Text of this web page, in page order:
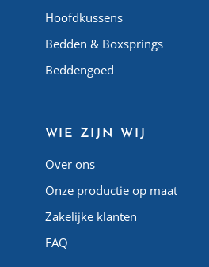
Hoofdkussens
Bedden & Boxsprings
Beddengoed
WIE ZIJN WIJ
Over ons
Onze productie op maat
Zakelijke klanten
FAQ